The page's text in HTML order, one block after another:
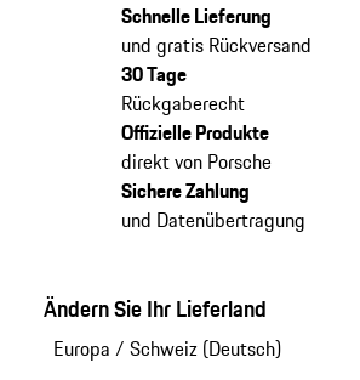
Schnelle Lieferung
und gratis Rückversand
30 Tage
Rückgaberecht
Offizielle Produkte
direkt von Porsche
Sichere Zahlung
und Datenübertragung
Ändern Sie Ihr Lieferland
Europa / Schweiz (Deutsch)